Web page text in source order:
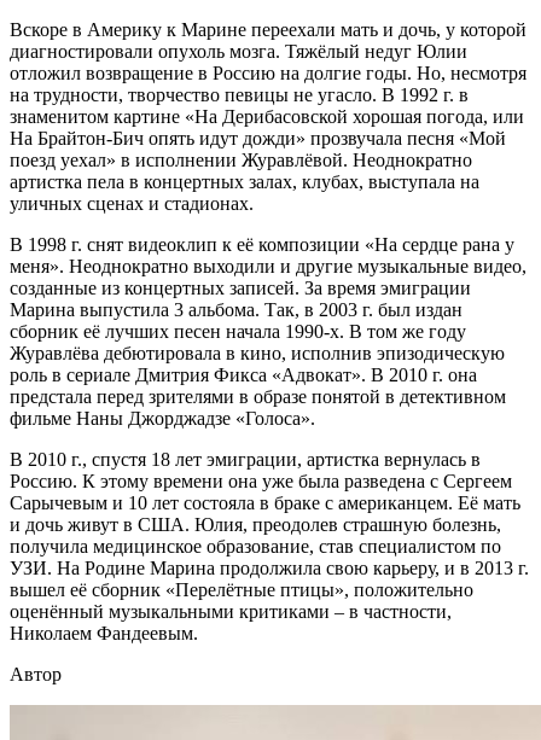
Вскоре в Америку к Марине переехали мать и дочь, у которой
диагностировали опухоль мозга. Тяжёлый недуг Юлии
отложил возвращение в Россию на долгие годы. Но, несмотря
на трудности, творчество певицы не угасло. В 1992 г. в
знаменитом картине «На Дерибасовской хорошая погода, или
На Брайтон-Бич опять идут дожди» прозвучала песня «Мой
поезд уехал» в исполнении Журавлёвой. Неоднократно
артистка пела в концертных залах, клубах, выступала на
уличных сценах и стадионах.
В 1998 г. снят видеоклип к её композиции «На сердце рана у
меня». Неоднократно выходили и другие музыкальные видео,
созданные из концертных записей. За время эмиграции
Марина выпустила 3 альбома. Так, в 2003 г. был издан
сборник её лучших песен начала 1990-х. В том же году
Журавлёва дебютировала в кино, исполнив эпизодическую
роль в сериале Дмитрия Фикса «Адвокат». В 2010 г. она
предстала перед зрителями в образе понятой в детективном
фильме Наны Джорджадзе «Голоса».
В 2010 г., спустя 18 лет эмиграции, артистка вернулась в
Россию. К этому времени она уже была разведена с Сергеем
Сарычевым и 10 лет состояла в браке с американцем. Её мать
и дочь живут в США. Юлия, преодолев страшную болезнь,
получила медицинское образование, став специалистом по
УЗИ. На Родине Марина продолжила свою карьеру, и в 2013 г.
вышел её сборник «Перелётные птицы», положительно
оценённый музыкальными критиками – в частности,
Николаем Фандеевым.
Автор